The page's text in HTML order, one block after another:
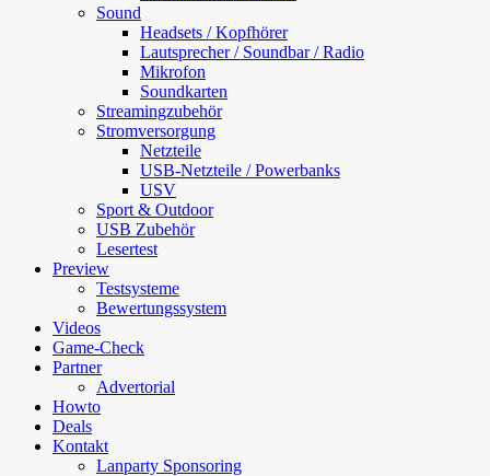
Sound
Headsets / Kopfhörer
Lautsprecher / Soundbar / Radio
Mikrofon
Soundkarten
Streamingzubehör
Stromversorgung
Netzteile
USB-Netzteile / Powerbanks
USV
Sport & Outdoor
USB Zubehör
Lesertest
Preview
Testsysteme
Bewertungssystem
Videos
Game-Check
Partner
Advertorial
Howto
Deals
Kontakt
Lanparty Sponsoring